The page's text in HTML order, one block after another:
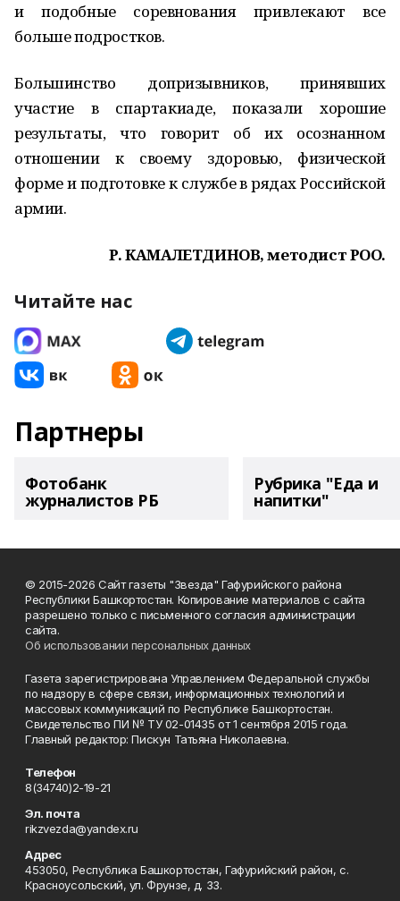
и подобные соревнования привлекают все
больше подростков.
Большинство допризывников, принявших
участие в спартакиаде, показали хорошие
результаты, что говорит об их осознанном
отношении к своему здоровью, физической
форме и подготовке к службе в рядах Российской
армии.
Р. КАМАЛЕТДИНОВ, методист РОО.
Читайте нас
Партнеры
Фотобанк
журналистов РБ
Рубрика "Еда и
напитки"
© 2015-2026 Сайт газеты "Звезда" Гафурийского района
Республики Башкортостан. Копирование материалов с сайта
разрешено только с письменного согласия администрации
сайта.
Об использовании персональных данных
Газета зарегистрирована Управлением Федеральной службы
по надзору в сфере связи, информационных технологий и
массовых коммуникаций по Республике Башкортостан.
Свидетельство ПИ № ТУ 02-01435 от 1 сентября 2015 года.
Главный редактор: Пискун Татьяна Николаевна.
Телефон
8(34740)2-19-21
Эл. почта
rikzvezda@yandex.ru
Адрес
453050, Республика Башкортостан, Гафурийский район, с.
Красноусольский, ул. Фрунзе, д. 33.